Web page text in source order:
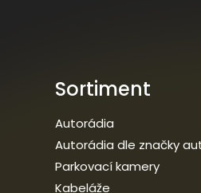
Sortiment
Autorádia
Autorádia dle značky
Parkovací kamery
Kabeláže